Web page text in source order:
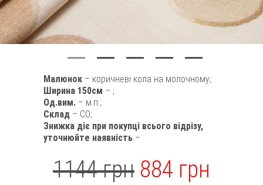
Малюнок – коричневі кола на молочному;
Ширина 150см – ;
Од.вим. – м.п.;
Склад – CO;
Знижка діє при покупці всього відрізу,
уточнюйте наявність –
1144 грн 884 грн